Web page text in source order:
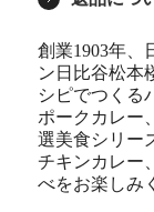
創業1903年、
ン日比谷松本
シピでつくる
ポークカレー
選美食シリー
チキンカレー
べをお楽しみ